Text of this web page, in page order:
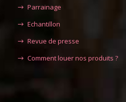
Parrainage
Echantillon
Revue de presse
Comment louer nos produits ?